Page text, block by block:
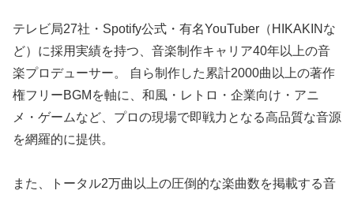
テレビ局27社・Spotify公式・有名YouTuber（HIKAKINな
ど）に採用実績を持つ、音楽制作キャリア40年以上の音
楽プロデューサー。 自ら制作した累計2000曲以上の著作
権フリーBGMを軸に、和風・レトロ・企業向け・アニ
メ・ゲームなど、プロの現場で即戦力となる高品質な音源
を網羅的に提供。
また、トータル2万曲以上の圧倒的な楽曲数を掲載する音